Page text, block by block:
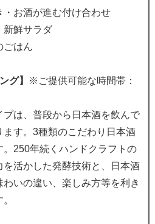
・お酒が進む付け合わせ
新鮮サラダ
ごはん
グ】
※ご提供可能な時間帯：
は、普段から日本酒を飲んで
す。3種類のこだわり日本酒
。250年続くハンドクラフトの
活かした発酵技術と、日本酒
いの違い、楽しみ方等を利き